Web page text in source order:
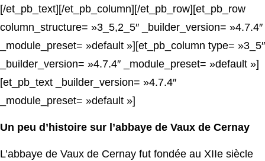
[/et_pb_text][/et_pb_column][/et_pb_row][et_pb_row
column_structure= »3_5,2_5″ _builder_version= »4.7.4″
_module_preset= »default »][et_pb_column type= »3_5″
_builder_version= »4.7.4″ _module_preset= »default »]
[et_pb_text _builder_version= »4.7.4″
_module_preset= »default »]
Un peu d’histoire sur l’abbaye de Vaux de Cernay
L’abbaye de Vaux de Cernay fut fondée au XIIe siècle